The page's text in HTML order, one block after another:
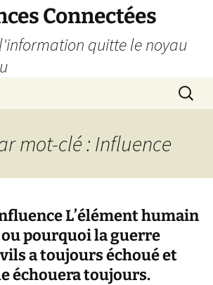
Connectées
quitte le noyau
mot-clé : Influence
L’élément humain
pourquoi la guerre
a toujours échoué et
échouera toujours.